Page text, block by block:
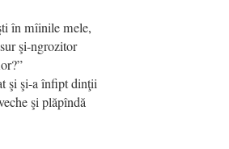
în mîinile mele,
şi-ngrozitor
şi şi-a înfipt dinţii
şi plăpîndă